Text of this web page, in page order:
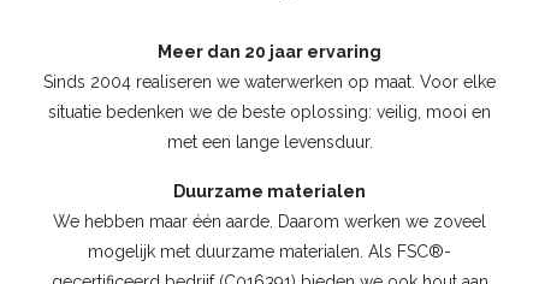
Meer dan 20 jaar ervaring
Sinds 2004 realiseren we waterwerken op maat. Voor elke
situatie bedenken we de beste oplossing: veilig, mooi en
met een lange levensduur.
Duurzame materialen
We hebben maar één aarde. Daarom werken we zoveel
mogelijk met duurzame materialen. Als FSC®-